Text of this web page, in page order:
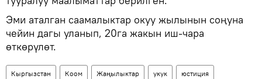
Эми аталган саамалыктар окуу жылынын соңуна
чейин дагы уланып, 20га жакын иш-чара
өткөрүлөт.
Кыргызстан Коом Жаңылыктар укук юстиция